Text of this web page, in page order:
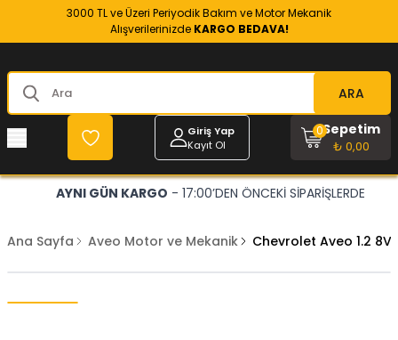
3000 TL ve Üzeri Periyodik Bakım ve Motor Mekanik
Alışverilerinizde KARGO BEDAVA!
ARA
Giriş Yap
Kayıt Ol
Sepetim
₺ 0,00
0
AYNI GÜN KARGO - 17:00’DEN ÖNCEKİ SİPARİŞLERDE
Ana Sayfa Aveo Motor ve Mekanik Chevrolet Aveo 1.2 8V